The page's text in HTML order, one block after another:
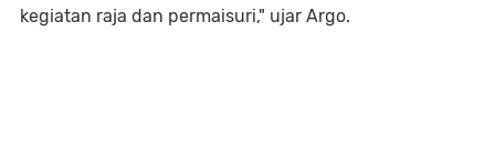
kegiatan raja dan permaisuri," ujar Argo.